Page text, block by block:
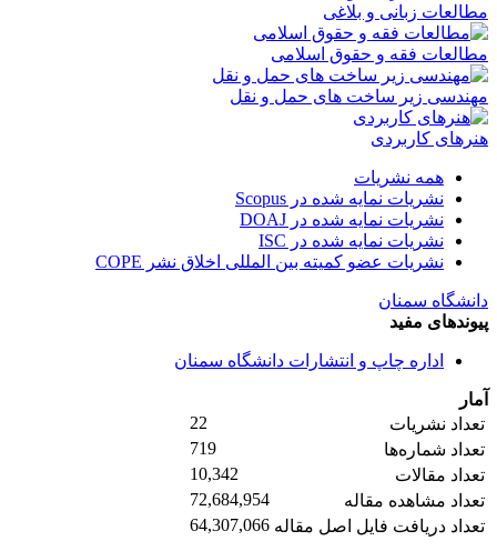
مطالعات زبانی و بلاغی
مطالعات فقه و حقوق اسلامی
مهندسی زیر ساخت های حمل و نقل
هنرهای کاربردی
همه نشریات
نشریات نمایه شده در Scopus
نشریات نمایه شده در DOAJ
نشریات نمایه شده در ISC
نشریات عضو کمیته بین المللی اخلاق نشر COPE
دانشگاه سمنان
پیوندهای مفید
اداره چاپ و انتشارات دانشگاه سمنان
آمار
تعداد نشریات
22
تعداد شماره‌ها
719
تعداد مقالات
10,342
تعداد مشاهده مقاله
72,684,954
تعداد دریافت فایل اصل مقاله 64,307,066